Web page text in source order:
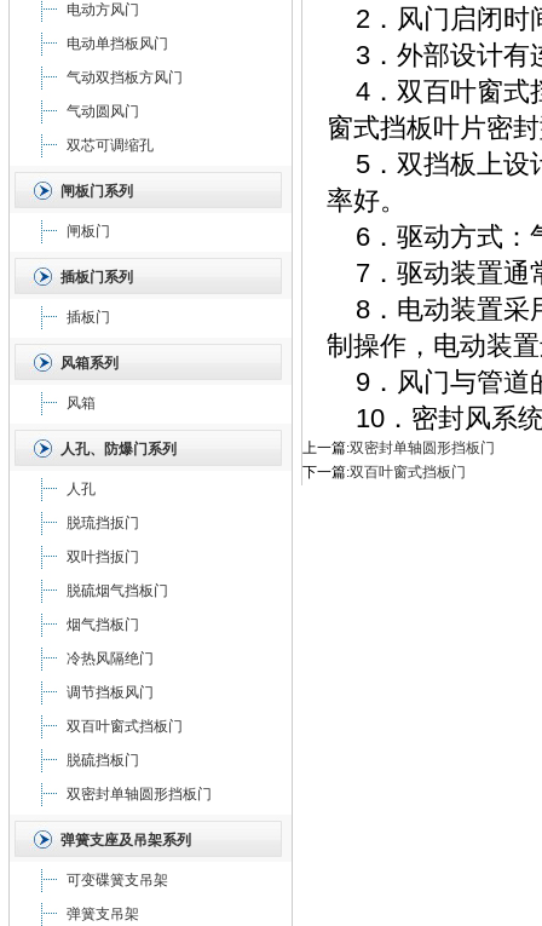
电动方风门
电动单挡板风门
气动双挡板方风门
气动圆风门
双芯可调缩孔
闸板门系列
闸板门
插板门系列
插板门
风箱系列
风箱
人孔、防爆门系列
人孔
脱琉挡扳门
双叶挡扳门
脱硫烟气挡板门
烟气挡板门
冷热风隔绝门
调节挡板风门
双百叶窗式挡板门
脱硫挡板门
双密封单轴圆形挡板门
弹簧支座及吊架系列
可变碟簧支吊架
弹簧支吊架
2．风门启闭时
3．外部设计有
4．双百叶窗式
窗式挡板叶片密
5．双挡板上设
率好。
6．驱动方式：
7．驱动装置通
8．电动装置采
制操作，电动装
9．风门与管道
10．密封风系
上一篇:双密封单轴圆形挡板门
下一篇:双百叶窗式挡板门